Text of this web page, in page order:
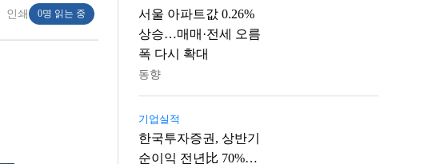
인쇄 0명 읽는 중
서울 아파트값 0.26%
상승…매매·전세 오름
폭 다시 확대
동향
기업실적
한국투자증권, 상반기
순이익 전년比 70%…